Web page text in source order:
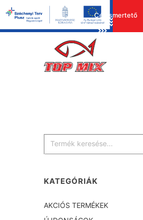
Cégismertető
KATEGÓRIÁK
AKCIÓS TERMÉKEK